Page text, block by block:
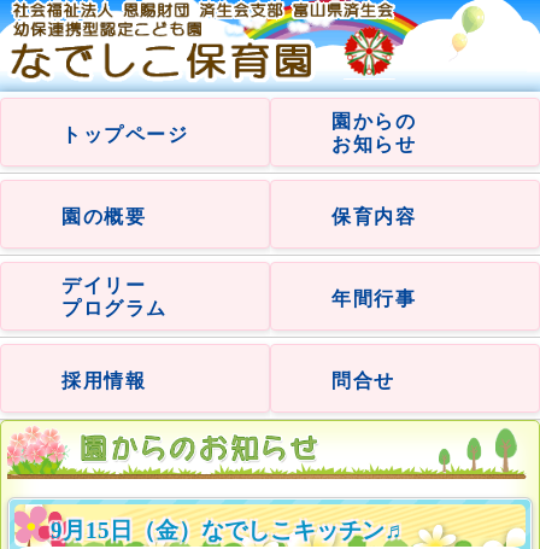
トップページ
園からの
お知らせ
園の概要 保育内容
デイリー
プログラム
年間行事
採用情報 問合せ
9月15日（金）なでしこキッチン♬